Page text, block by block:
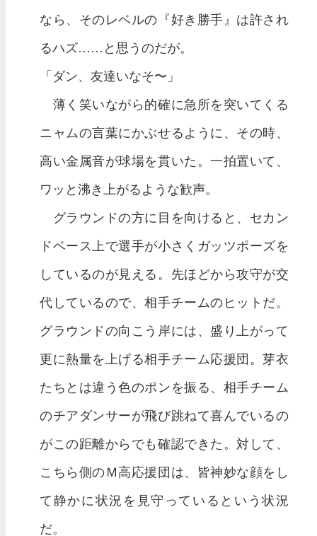
なら、そのレベルの『好き勝手』は許され
るハズ……と思うのだが。
「ダン、友達いなそ〜」
薄く笑いながら的確に急所を突いてくる
ニャムの言葉にかぶせるように、その時、
高い金属音が球場を貫いた。一拍置いて、
ワッと沸き上がるような歓声。
グラウンドの方に目を向けると、セカン
ドベース上で選手が小さくガッツポーズを
しているのが見える。先ほどから攻守が交
代しているので、相手チームのヒットだ。
グラウンドの向こう岸には、盛り上がって
更に熱量を上げる相手チーム応援団。芽衣
たちとは違う色のポンを振る、相手チーム
のチアダンサーが飛び跳ねて喜んでいるの
がこの距離からでも確認できた。対して、
こちら側のＭ高応援団は、皆神妙な顔をし
て静かに状況を見守っているという状況
だ。